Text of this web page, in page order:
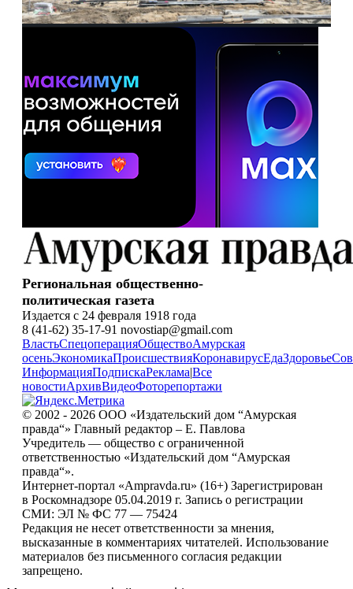
Региональная общественно-
политическая газета
Издается с 24 февраля 1918 года
8 (41-62) 35-17-91 novostiap@gmail.com
ВластьСпецоперацияОбществоАмурская
осеньЭкономикаПроисшествияКоронавирусЕдаЗдоровье
ИнформацияПодпискаРеклама|Все
новостиАрхивВидеоФоторепортажи
© 2002 - 2026 ООО «Издательский дом “Амурская
правда“» Главный редактор – Е. Павлова
Учредитель — общество с ограниченной
ответственностью «Издательский дом “Амурская
правда“».
Интернет-портал «Ampravda.ru» (16+) Зарегистрирован
в Роскомнадзоре 05.04.2019 г. Запись о регистрации
СМИ: ЭЛ № ФС 77 — 75424
Редакция не несет ответственности за мнения,
высказанные в комментариях читателей. Использование
материалов без письменного согласия редакции
запрещено.